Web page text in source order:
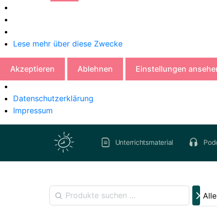
Lese mehr über diese Zwecke
Akzeptieren Ablehnen Einstellungen
Datenschutzerklärung
Impressum
Unterrichtsmaterial